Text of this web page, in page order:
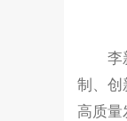
李
制、创
高质量